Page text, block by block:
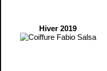
Hiver 2019